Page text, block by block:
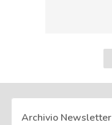
Archivio Newsletter